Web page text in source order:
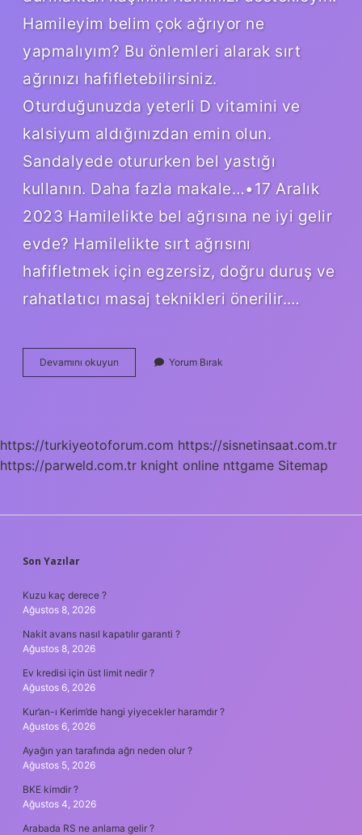
Hamileyim belim çok ağrıyor ne
yapmalıyım? Bu önlemleri alarak sırt
ağrınızı hafifletebilirsiniz.
Oturduğunuzda yeterli D vitamini ve
kalsiyum aldığınızdan emin olun.
Sandalyede otururken bel yastığı
kullanın. Daha fazla makale…•17 Aralık
2023 Hamilelikte bel ağrısına ne iyi gelir
evde? Hamilelikte sırt ağrısını
hafifletmek için egzersiz, doğru duruş ve
rahatlatıcı masaj teknikleri önerilir.…
Devamını okuyun Hamilelikte
Bel
Iyi
Gelir
Yorum Bırak
https://turkiyeotoforum.com https://sisnetinsaat.com.tr
https://parweld.com.tr knight online nttgame Sitemap
SIDEBAR
Son Yazılar
Kuzu kaç derece ?
Ağustos 8, 2026
Nakit avans nasıl kapatılır garanti ?
Ağustos 8, 2026
Ev kredisi için üst limit nedir ?
Ağustos 6, 2026
Kur’an-ı Kerim’de hangi yiyecekler haramdır ?
Ağustos 6, 2026
Ayağın yan tarafında ağrı neden olur ?
Ağustos 5, 2026
BKE kimdir ?
Ağustos 4, 2026
Arabada RS ne anlama gelir ?